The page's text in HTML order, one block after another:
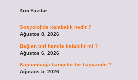
Son Yazılar
Sosyolojide kalabalık nedir ?
Ağustos 8, 2026
Bağlan biri hamile kalabilir mi ?
Ağustos 6, 2026
Kaplumbağa hangi tür bir hayvandır ?
Ağustos 5, 2026